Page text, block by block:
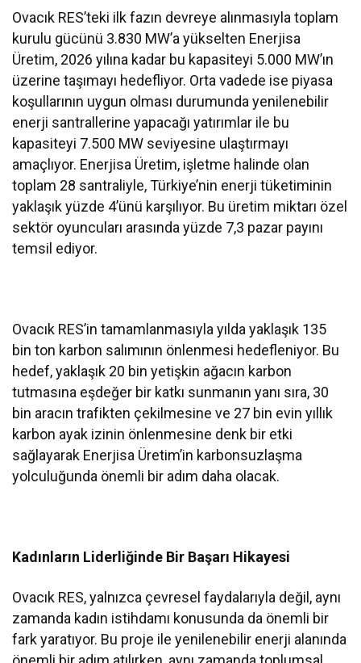
Ovacık RES’teki ilk fazın devreye alınmasıyla toplam
kurulu gücünü 3.830 MW’a yükselten Enerjisa
Üretim, 2026 yılına kadar bu kapasiteyi 5.000 MW’ın
üzerine taşımayı hedefliyor. Orta vadede ise piyasa
koşullarının uygun olması durumunda yenilenebilir
enerji santrallerine yapacağı yatırımlar ile bu
kapasiteyi 7.500 MW seviyesine ulaştırmayı
amaçlıyor. Enerjisa Üretim, işletme halinde olan
toplam 28 santraliyle, Türkiye’nin enerji tüketiminin
yaklaşık yüzde 4’ünü karşılıyor. Bu üretim miktarı özel
sektör oyuncuları arasında yüzde 7,3 pazar payını
temsil ediyor.
Ovacık RES’in tamamlanmasıyla yılda yaklaşık 135
bin ton karbon salımının önlenmesi hedefleniyor. Bu
hedef, yaklaşık 20 bin yetişkin ağacın karbon
tutmasına eşdeğer bir katkı sunmanın yanı sıra, 30
bin aracın trafikten çekilmesine ve 27 bin evin yıllık
karbon ayak izinin önlenmesine denk bir etki
sağlayarak Enerjisa Üretim’in karbonsuzlaşma
yolculuğunda önemli bir adım daha olacak.
Kadınların Liderliğinde Bir Başarı Hikayesi
Ovacık RES, yalnızca çevresel faydalarıyla değil, aynı
zamanda kadın istihdamı konusunda da önemli bir
fark yaratıyor. Bu proje ile yenilenebilir enerji alanında